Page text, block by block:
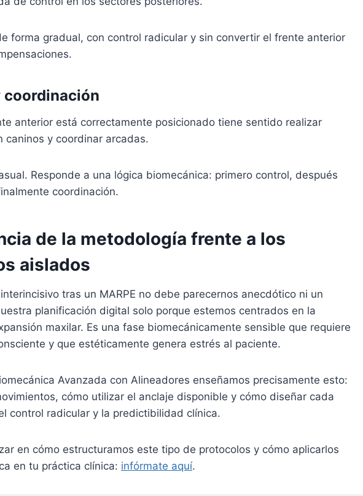
forma gradual, con control radicular y sin convertir el frente anterior
anterior está correctamente posicionado tiene sentido realizar
caninos y coordinar arcadas.
Responde a una lógica biomecánica: primero control, después
coordinación.
de la metodología frente a los
aislados
tras un MARPE no debe parecernos anecdótico ni un
planificación digital solo porque estemos centrados en la
maxilar. Es una fase biomecánicamente sensible que requiere
y que estéticamente genera estrés al paciente.
Avanzada con Alineadores enseñamos precisamente esto:
cómo utilizar el anclaje disponible y cómo diseñar cada
control radicular y la predictibilidad clínica.
en cómo estructuramos este tipo de protocolos y cómo aplicarlos
en tu práctica clínica: infórmate aquí.